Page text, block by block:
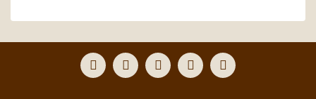
Yorum Yaz
formunu kullanarak tarafımıza iletebilirsiniz.
Görüş ve önerileriniz için teşekkür ederiz.